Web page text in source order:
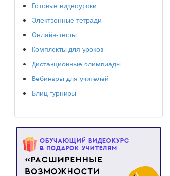
Готовые видеоуроки
Электронные тетради
Онлайн-тесты
Комплекты для уроков
Дистанционные олимпиады
Вебинары для учителей
Блиц турниры